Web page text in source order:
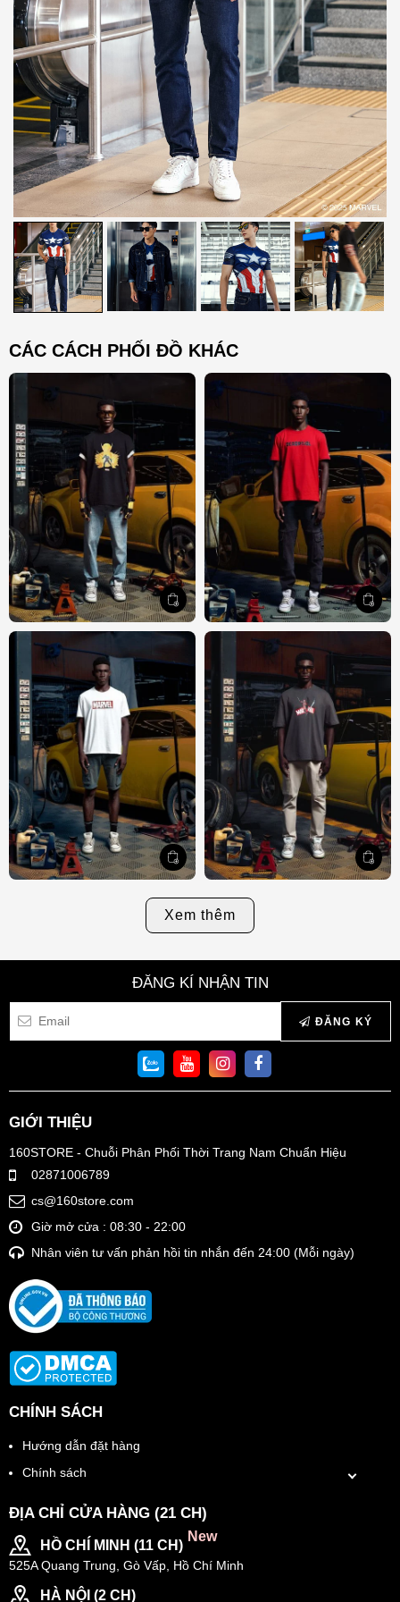
CÁC CÁCH PHỐI ĐỒ KHÁC
Xem thêm
ĐĂNG KÍ NHẬN TIN
ĐĂNG KÝ
GIỚI THIỆU
160STORE - Chuỗi Phân Phối Thời Trang Nam Chuẩn Hiệu
02871006789
cs@160store.com
Giờ mở cửa : 08:30 - 22:00
Nhân viên tư vấn phản hồi tin nhắn đến 24:00 (Mỗi ngày)
CHÍNH SÁCH
Hướng dẫn đặt hàng
Chính sách
ĐỊA CHỈ CỬA HÀNG (21 CH)
HỒ CHÍ MINH (11 CH)
New
525A Quang Trung, Gò Vấp, Hồ Chí Minh
HÀ NỘI (2 CH)